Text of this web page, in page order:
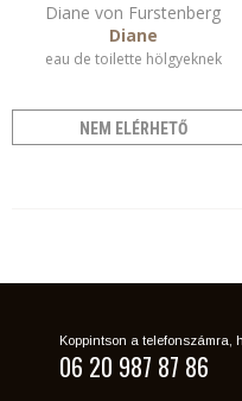
Diane von Furstenberg
Diane
eau de toilette hölgyeknek
NEM ELÉRHETŐ
Koppintson a telefonszámra,
06 20 987 87 86